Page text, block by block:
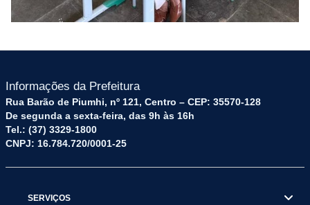
Informações da Prefeitura
Rua Barão de Piumhi, nº 121, Centro – CEP: 35570-128
De segunda a sexta-feira, das 9h às 16h
Tel.: (37) 3329-1800
CNPJ: 16.784.720/0001-25
SERVIÇOS